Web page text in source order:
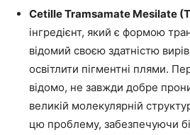
Cetille Tramsamate Mesilate
інгредієнт, який є формою
відомий своєю здатністю
освітлити пігментні плями.
відомо, не завжди добре
великій молекулярній
цю проблему, забезпечуючи